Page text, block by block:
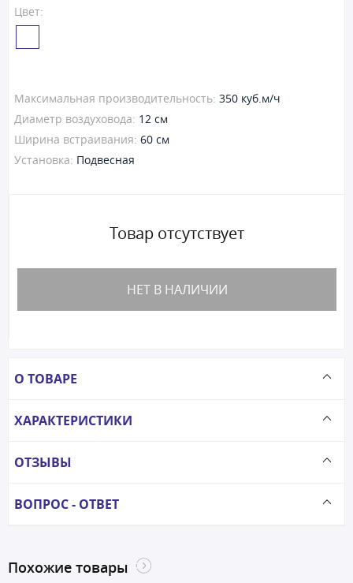
Цвет:
Максимальная производительность: 350 куб.м/ч
Диаметр воздуховода: 12 см
Ширина встраивания: 60 см
Установка: Подвесная
Товар отсутствует
НЕТ В НАЛИЧИИ
О ТОВАРЕ
ХАРАКТЕРИСТИКИ
ОТЗЫВЫ
ВОПРОС - ОТВЕТ
Похожие товары